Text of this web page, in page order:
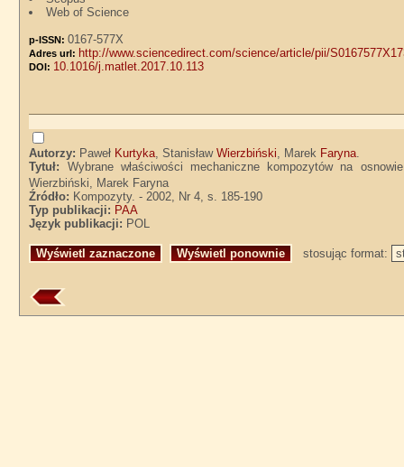
Web of Science
p-ISSN:0167-577X
Adres url: http://www.sciencedirect.com/science/article/pii/
DOI: 10.1016/j.matlet.2017.10.113
Autorzy: Paweł Kurtyka, StanisławWierzbiński, Marek Faryna.
Tytuł: Wybrane właściwości mechaniczne kompozytów na
Wierzbiński, Marek Faryna
Źródło: Kompozyty. - 2002, Nr 4, s. 185-190
Typ publikacji: PAA
Język publikacji: POL
stosując format: